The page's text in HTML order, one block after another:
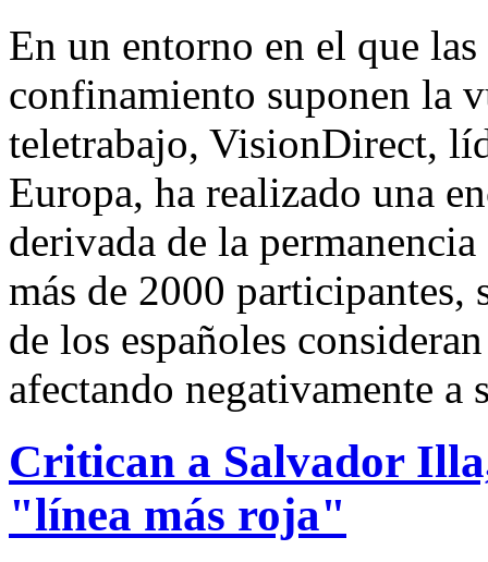
En un entorno en el que
confinamiento suponen la
teletrabajo, VisionDirect,
Europa, ha realizado una
derivada de la
más de 2000 participantes,
de los españoles
afectando negativamente a
Critican a Salvador
"línea más roja"